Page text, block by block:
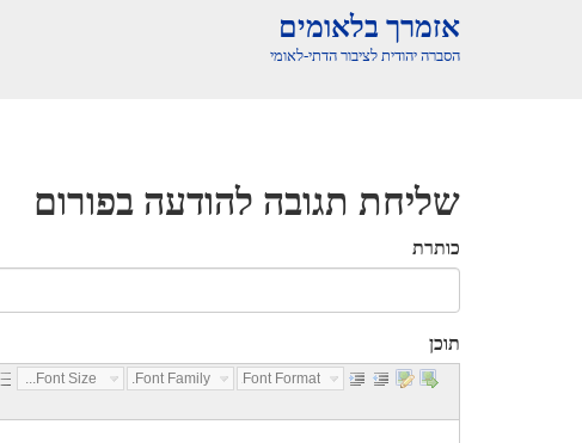
אזמרך בלאומים
הסברה יהודית לציבור הדתי-לאומי
שליחת תגובה להודעה בפורום
כותרת
תוכן
Font Size... Font Family... Font Format...